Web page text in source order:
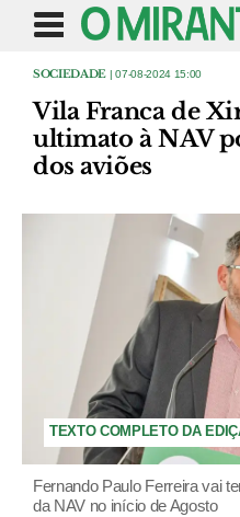
SOCIEDADE | 07-08-2024 15:00
Vila Franca de
ultimato à NAV
dos aviões
TEXTO COMPLETO DA
Fernando Paulo Ferreira vai
da NAV no início de Agosto